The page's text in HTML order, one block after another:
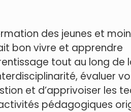
des jeunes et
bon vivre et apprendre
tout au long de
évaluer
et d’apprivoiser les
pédagogiques